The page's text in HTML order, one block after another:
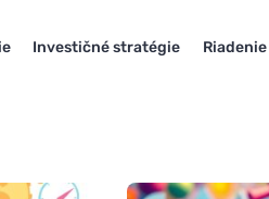
Investičné stratégie